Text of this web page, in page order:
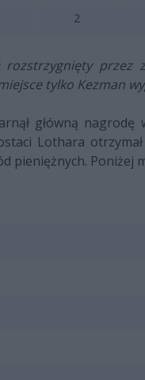
2
przez
tylko Kezman
główną
Lothara
pieniężnych. Poniżej